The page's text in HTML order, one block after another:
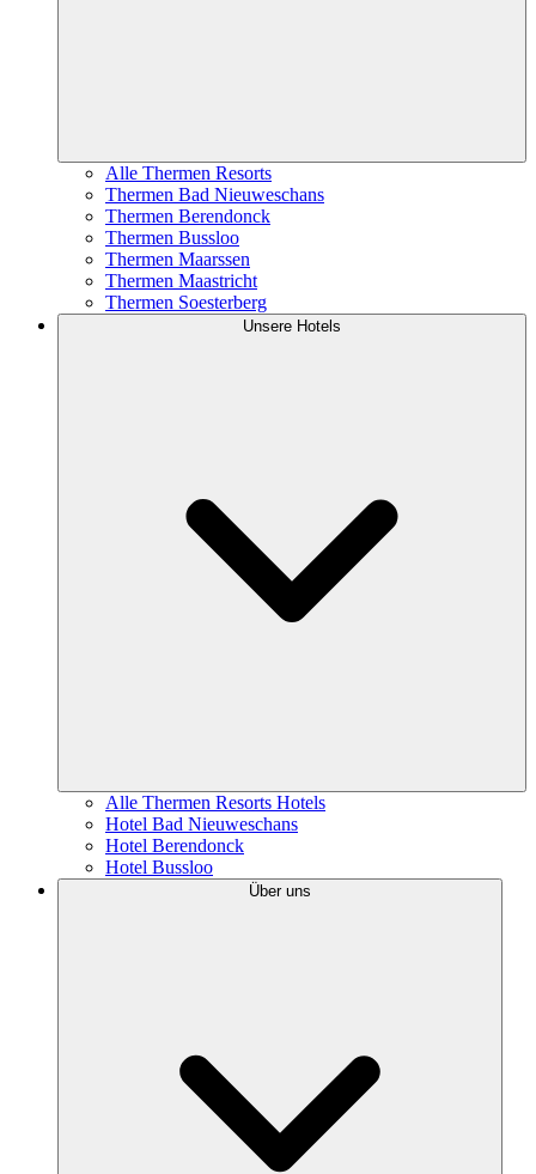
Alle Thermen Resorts
Thermen Bad Nieuweschans
Thermen Berendonck
Thermen Bussloo
Thermen Maarssen
Thermen Maastricht
Thermen Soesterberg
Unsere Hotels
Alle Thermen Resorts Hotels
Hotel Bad Nieuweschans
Hotel Berendonck
Hotel Bussloo
Über uns